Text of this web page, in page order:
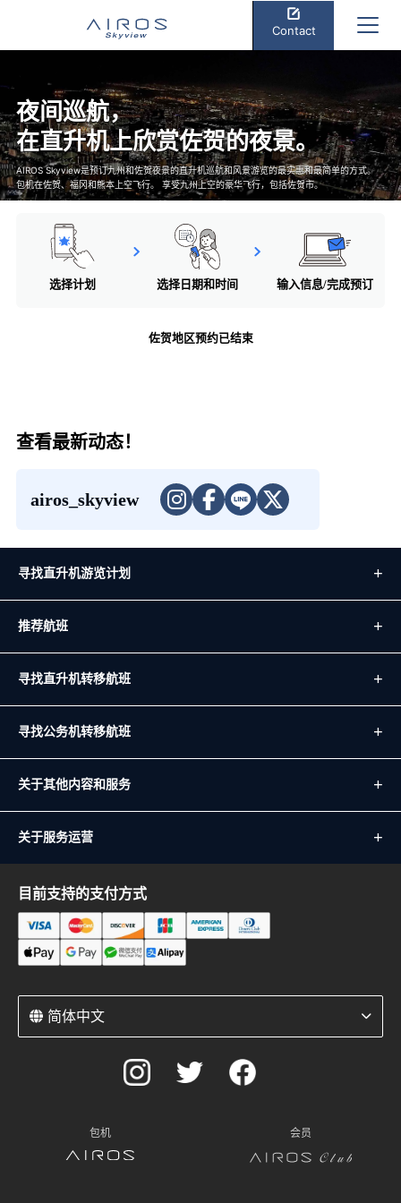
Contact
夜间巡航，
在直升机上欣赏佐贺的夜景。
AIROS Skyview是预订九州和佐贺夜景的直升机巡航和风景游览的最实惠和最简单的方式。
包机在佐贺、福冈和熊本上空飞行。 享受九州上空的豪华飞行，包括佐贺市。
选择计划 选择日期和时间 输入信息/完成预订
佐贺地区预约已结束
查看最新动态！
airos_skyview
寻找直升机游览计划
推荐航班
寻找直升机转移航班
寻找公务机转移航班
关于其他内容和服务
关于服务运营
目前支持的支付方式
简体中文
包机 会员